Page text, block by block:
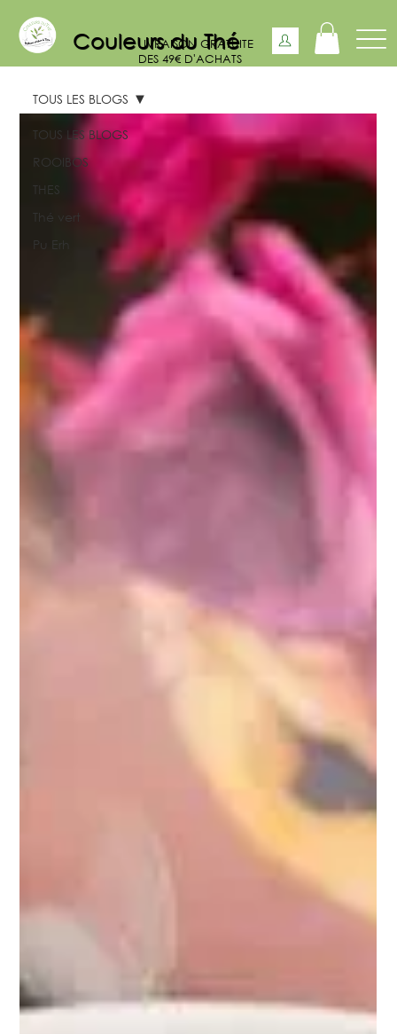
Couleurs du Thé
LIVRAISON GRATUITE
DES 49€ D'ACHATS
TOUS LES BLOGS
ROOIBOS
THES
Thé vert
Pu Erh
TOUS LES BLOGS